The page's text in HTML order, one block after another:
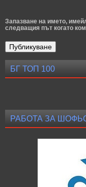
Запазване на името,
следващия път когато
БГ ТОП 100
РАБОТА ЗА